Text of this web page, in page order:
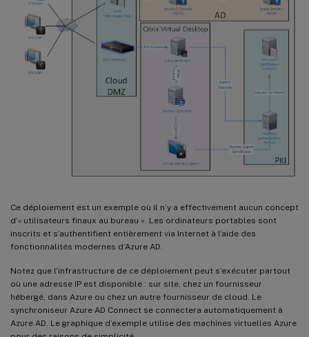
Ce déploiement est un exemple où il n’y a effectivement aucun concept
d’« utilisateurs finaux au bureau ». Les ordinateurs portables sont
inscrits et s’authentifient entièrement via Internet à l’aide des
fonctionnalités modernes d’Azure AD.
Notez que l’infrastructure de ce déploiement peut s’exécuter partout
où une adresse IP est disponible : sur site, chez un fournisseur
hébergé, dans Azure ou chez un autre fournisseur de cloud. Le
synchroniseur Azure AD Connect se connectera automatiquement à
Azure AD. Le graphique d’exemple utilise des machines virtuelles Azure